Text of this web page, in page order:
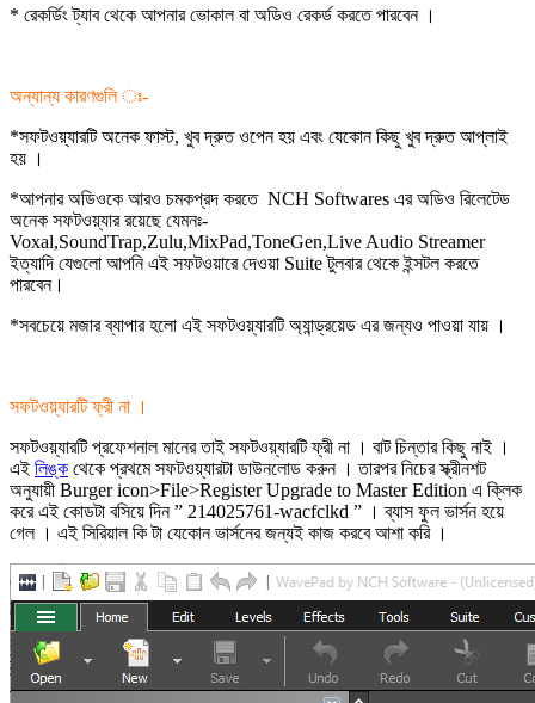
* রেকর্ডিং ট্যাব থেকে আপনার ভোকাল বা অডিও রেকর্ড করতে পারবেন ।
অন্যান্য কারণগুলি ঃ-
*সফটওয়্যারটি অনেক ফাস্ট, খুব দ্রুত ওপেন হয় এবং যেকোন কিছু খুব দ্রুত আপ্লাই
হয় ।
*আপনার অডিওকে আরও চমকপ্রদ করতে NCH Softwares এর অডিও রিলেটেড
অনেক সফটওয়্যার রয়েছে যেমনঃ-
Voxal,SoundTrap,Zulu,MixPad,ToneGen,Live Audio Streamer
ইত্যাদি যেগুলো আপনি এই সফটওয়ারে দেওয়া Suite টুলবার থেকে ইন্সটল করতে
পারবেন।
*সবচেয়ে মজার ব্যাপার হলো এই সফটওয়্যারটি অ্যান্ড্রয়েড এর জন্যও পাওয়া যায় ।
সফটওয়্যারটি ফ্রী না ।
সফটওয়্যারটি প্রফেশনাল মানের তাই সফটওয়্যারটি ফ্রী না । বাট চিন্তার কিছু নাই ।
এই লিঙ্ক থেকে প্রথমে সফটওয়্যারটা ডাউনলোড করুন । তারপর নিচের স্ক্রীনশট
অনুযায়ী Burger icon>File>Register Upgrade to Master Edition এ ক্লিক
করে এই কোডটা বসিয়ে দিন ” 214025761-wacfclkd ” । ব্যাস ফুল ভার্সন হয়ে
গেল । এই সিরিয়াল কি টা যেকোন ভার্সনের জন্যই কাজ করবে আশা করি ।